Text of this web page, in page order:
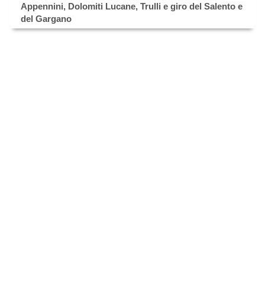
Appennini, Dolomiti Lucane, Trulli e giro del Salento e
del Gargano